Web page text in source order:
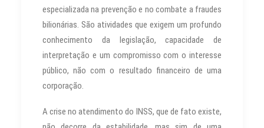
especializada na prevenção e no combate a fraudes
bilionárias. São atividades que exigem um profundo
conhecimento da legislação, capacidade de
interpretação e um compromisso com o interesse
público, não com o resultado financeiro de uma
corporação.
A crise no atendimento do INSS, que de fato existe,